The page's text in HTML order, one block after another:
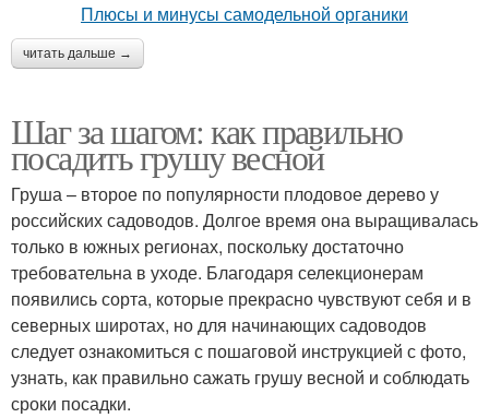
читать дальше →
Шаг за шагом: как правильно
посадить грушу весной
Груша – второе по популярности плодовое дерево у
российских садоводов. Долгое время она выращивалась
только в южных регионах, поскольку достаточно
требовательна в уходе. Благодаря селекционерам
появились сорта, которые прекрасно чувствуют себя и в
северных широтах, но для начинающих садоводов
следует ознакомиться с пошаговой инструкцией с фото,
узнать, как правильно сажать грушу весной и соблюдать
сроки посадки.